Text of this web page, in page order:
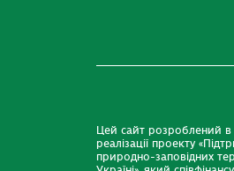
Цей сайт розроблений
реалізації проекту
природно-заповідних